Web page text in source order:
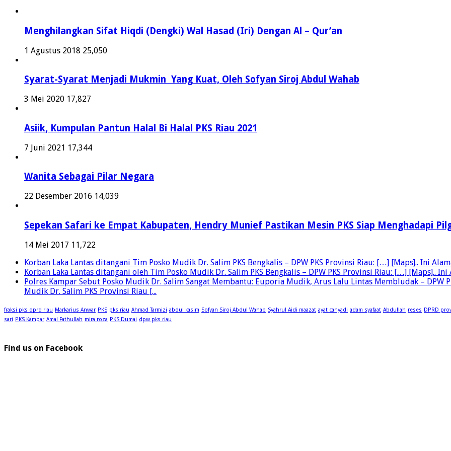
Menghilangkan Sifat Hiqdi (Dengki) Wal Hasad (Iri) Dengan Al – Qur’an
1 Agustus 2018 25,050
Syarat-Syarat Menjadi Mukmin Yang Kuat, Oleh Sofyan Siroj Abdul Wahab
3 Mei 2020 17,827
Asiik, Kumpulan Pantun Halal Bi Halal PKS Riau 2021
7 Juni 2021 17,344
Wanita Sebagai Pilar Negara
22 Desember 2016 14,039
Sepekan Safari ke Empat Kabupaten, Hendry Munief Pastikan Mesin PKS Siap Menghadapi
14 Mei 2017 11,722
Korban Laka Lantas ditangani Tim Posko Mudik Dr. Salim PKS Bengkalis – DPW PKS Provinsi Riau: […] [Maps].. Ini
Korban Laka Lantas ditangani oleh Tim Posko Mudik Dr. Salim PKS Bengkalis – DPW PKS Provinsi Riau: […] [Maps]..
Polres Kampar Sebut Posko Mudik Dr. Salim Sangat Membantu: Euporia Mudik, Arus Lalu Lintas Membludak – DPW
Mudik Dr. Salim PKS Provinsi Riau [...
fraksi pks dprd riau Markarius Anwar PKS pks riau Ahmad Tarmizi abdul kasim Sofyan Siroj Abdul Wahab Syahrul Aidi maazat ayat cahyadi adam syafaat Abdullah reses DPRD
sari PKS Kampar Amal Fathullah mira roza PKS Dumai dpw pks riau
Find us on Facebook